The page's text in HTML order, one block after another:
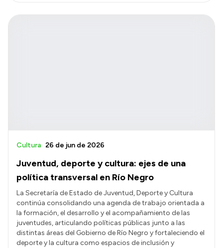
Juventud, deporte y cultura: ejes de una
política transversal en Río Negro
Cultura 26 de jun de 2026
La Secretaría de Estado de Juventud, Deporte y Cultura
continúa consolidando una agenda de trabajo orientada a
la formación, el desarrollo y el acompañamiento de las
juventudes, articulando políticas públicas junto a las
distintas áreas del Gobierno de Río Negro y fortaleciendo el
deporte y la cultura como espacios de inclusión y